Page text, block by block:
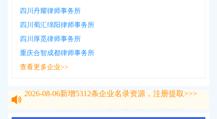
四川丹耀律师事务所
四川蜀汇绵阳律师事务所
四川厚觅律师事务所
重庆合智成都律师事务所
查看更多企业>>
2026-08-06新增5312 条企业名录资源，注册提取>>>
新增 条企业名录资源，注册提取>>>